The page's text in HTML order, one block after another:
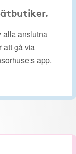
alla anslutna
att gå via
app.